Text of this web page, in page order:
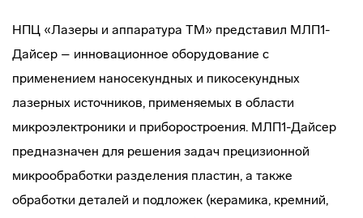
НПЦ «Лазеры и аппаратура ТМ» представил МЛП1-
Дайсер – инновационное оборудование с
применением наносекундных и пикосекундных
лазерных источников, применяемых в области
микроэлектроники и приборостроения. МЛП1-Дайсер
предназначен для решения задач прецизионной
микрообработки разделения пластин, а также
обработки деталей и подложек (керамика, кремний,